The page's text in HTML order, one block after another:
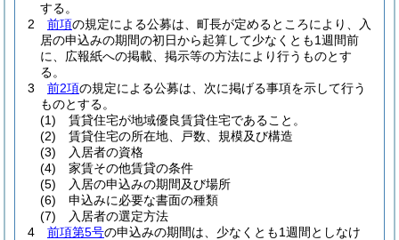
する。
2
前項の規定による公募は、町長が定めるところにより、入
居の申込みの期間の初日から起算して少なくとも1週間前
に、広報紙への掲載、掲示等の方法により行うものとす
る。
3
前2項の規定による公募は、次に掲げる事項を示して行う
ものとする。
(1)
賃貸住宅が地域優良賃貸住宅であること。
(2)
賃貸住宅の所在地、戸数、規模及び構造
(3)
入居者の資格
(4)
家賃その他賃貸の条件
(5)
入居の申込みの期間及び場所
(6)
申込みに必要な書面の種類
(7)
入居者の選定方法
4
前項第5号の申込みの期間は、少なくとも1週間としなけ